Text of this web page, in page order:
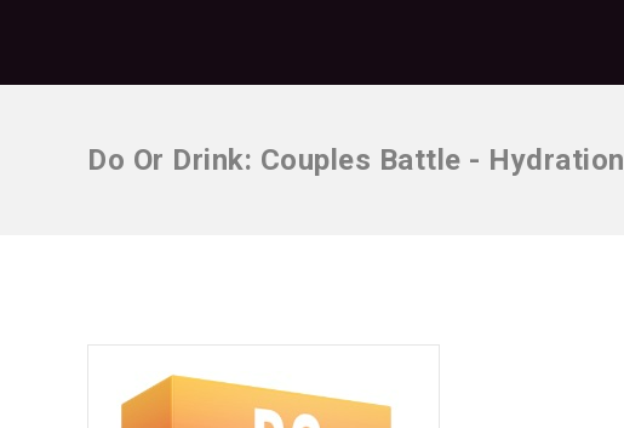
Do Or Drink: Couples Battle - Hydration